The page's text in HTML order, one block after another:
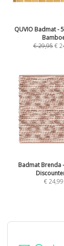
QUVIO Badmat -
€29,95 €
Badmat Brenda
€24,99